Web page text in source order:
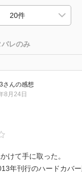
バレのみ
さんの感想
8月24日
けて手に取った。
年刊行のハードカバー